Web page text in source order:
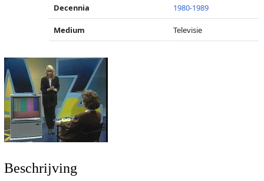
Decennia 1980-1989
Medium Televisie
Beschrijving